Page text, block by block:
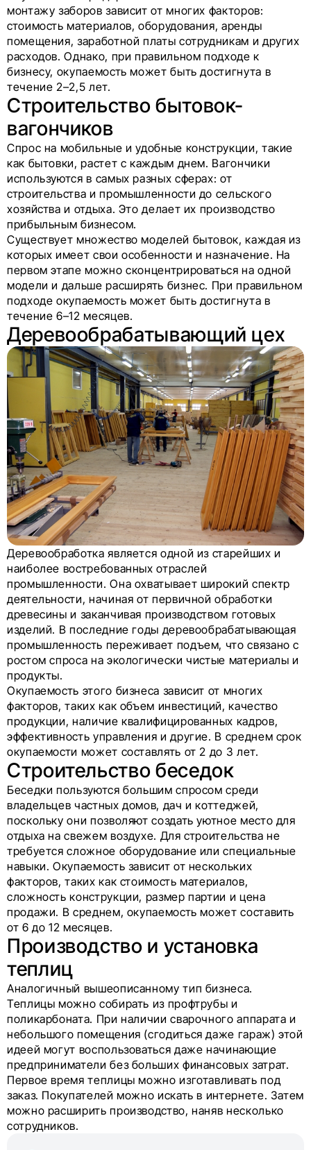
монтажу заборов зависит от многих факторов:
стоимость материалов, оборудования, аренды
помещения, заработной платы сотрудникам и других
расходов. Однако, при правильном подходе к
бизнесу, окупаемость может быть достигнута в
течение 2–2,5 лет.
Строительство бытовок-
вагончиков
Спрос на мобильные и удобные конструкции, такие
как бытовки, растет с каждым днем. Вагончики
используются в самых разных сферах: от
строительства и промышленности до сельского
хозяйства и отдыха. Это делает их производство
прибыльным бизнесом.
Существует множество моделей бытовок, каждая из
которых имеет свои особенности и назначение. На
первом этапе можно сконцентрироваться на одной
модели и дальше расширять бизнес. При правильном
подходе окупаемость может быть достигнута в
течение 6–12 месяцев.
Деревообрабатывающий цех
Деревообработка является одной из старейших и
наиболее востребованных отраслей
промышленности. Она охватывает широкий спектр
деятельности, начиная от первичной обработки
древесины и заканчивая производством готовых
изделий. В последние годы деревообрабатывающая
промышленность переживает подъем, что связано с
ростом спроса на экологически чистые материалы и
продукты.
Окупаемость этого бизнеса зависит от многих
факторов, таких как объем инвестиций, качество
продукции, наличие квалифицированных кадров,
эффективность управления и другие. В среднем срок
окупаемости может составлять от 2 до 3 лет.
Строительство беседок
Беседки пользуются большим спросом среди
владельцев частных домов, дач и коттеджей,
поскольку они позволяют создать уютное место для
отдыха на свежем воздухе. Для строительства не
требуется сложное оборудование или специальные
навыки. Окупаемость зависит от нескольких
факторов, таких как стоимость материалов,
сложность конструкции, размер партии и цена
продажи. В среднем, окупаемость может составить
от 6 до 12 месяцев.
Производство и установка
теплиц
Аналогичный вышеописанному тип бизнеса.
Теплицы можно собирать из профтрубы и
поликарбоната. При наличии сварочного аппарата и
небольшого помещения (сгодиться даже гараж) этой
идеей могут воспользоваться даже начинающие
предприниматели без больших финансовых затрат.
Первое время теплицы можно изготавливать под
заказ. Покупателей можно искать в интернете. Затем
можно расширить производство, наняв несколько
сотрудников.